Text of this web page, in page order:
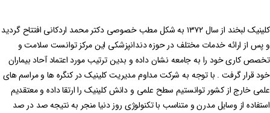
کلینیک لبخند از سال ۱۳۷۲ به شکل مطب خصوصی دکتر محمد اردکانی افتتاح گردید
و پس از ارائه خدمات مختلف در حوزه دندانپزشکی این مرکز توانست سلامت و
تخصص کاری خود را به جامعه نشان داده و بدین ترتیب مورد اعتماد آحاد بیماران
خود قرار گرفت . با توجه به شرکت مداوم مدیریت کلینیک در کنگره ها و مراسم های
علمی خارج از کشور توانستیم سطح علمی و دانش کلینیک را ارتقا داده و معتقدیم
استفاده از وسایل مدرن و متناسب با تکنولوژی روز دنیا منجر به نتیجه صد در صد